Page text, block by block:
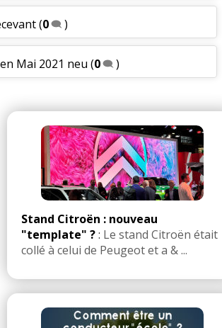
(0 )
Mai 2021 neu (0 )
Stand Citroën : nouveau
"template" ?: Le stand Citroën était
collé à celui de Peugeot et a & ...